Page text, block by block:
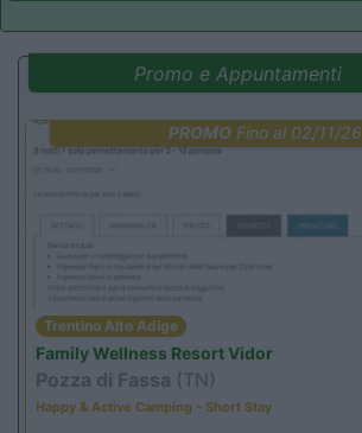
Promo e Appuntamenti
PROMO Fino al 02/11/26
Trentino Alto Adige
Family Wellness Resort Vidor
Pozza di Fassa (TN)
Happy & Active Camping - Short Stay